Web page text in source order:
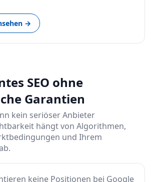
→
SEO ohne
Garantien
kein seriöser Anbieter
hängt von Algorithmen,
und Ihrem
keine Positionen bei Google